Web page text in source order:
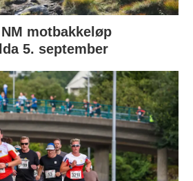
motbakkeløp
5. september